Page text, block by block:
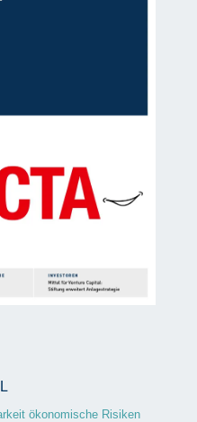
ökonomische Risiken